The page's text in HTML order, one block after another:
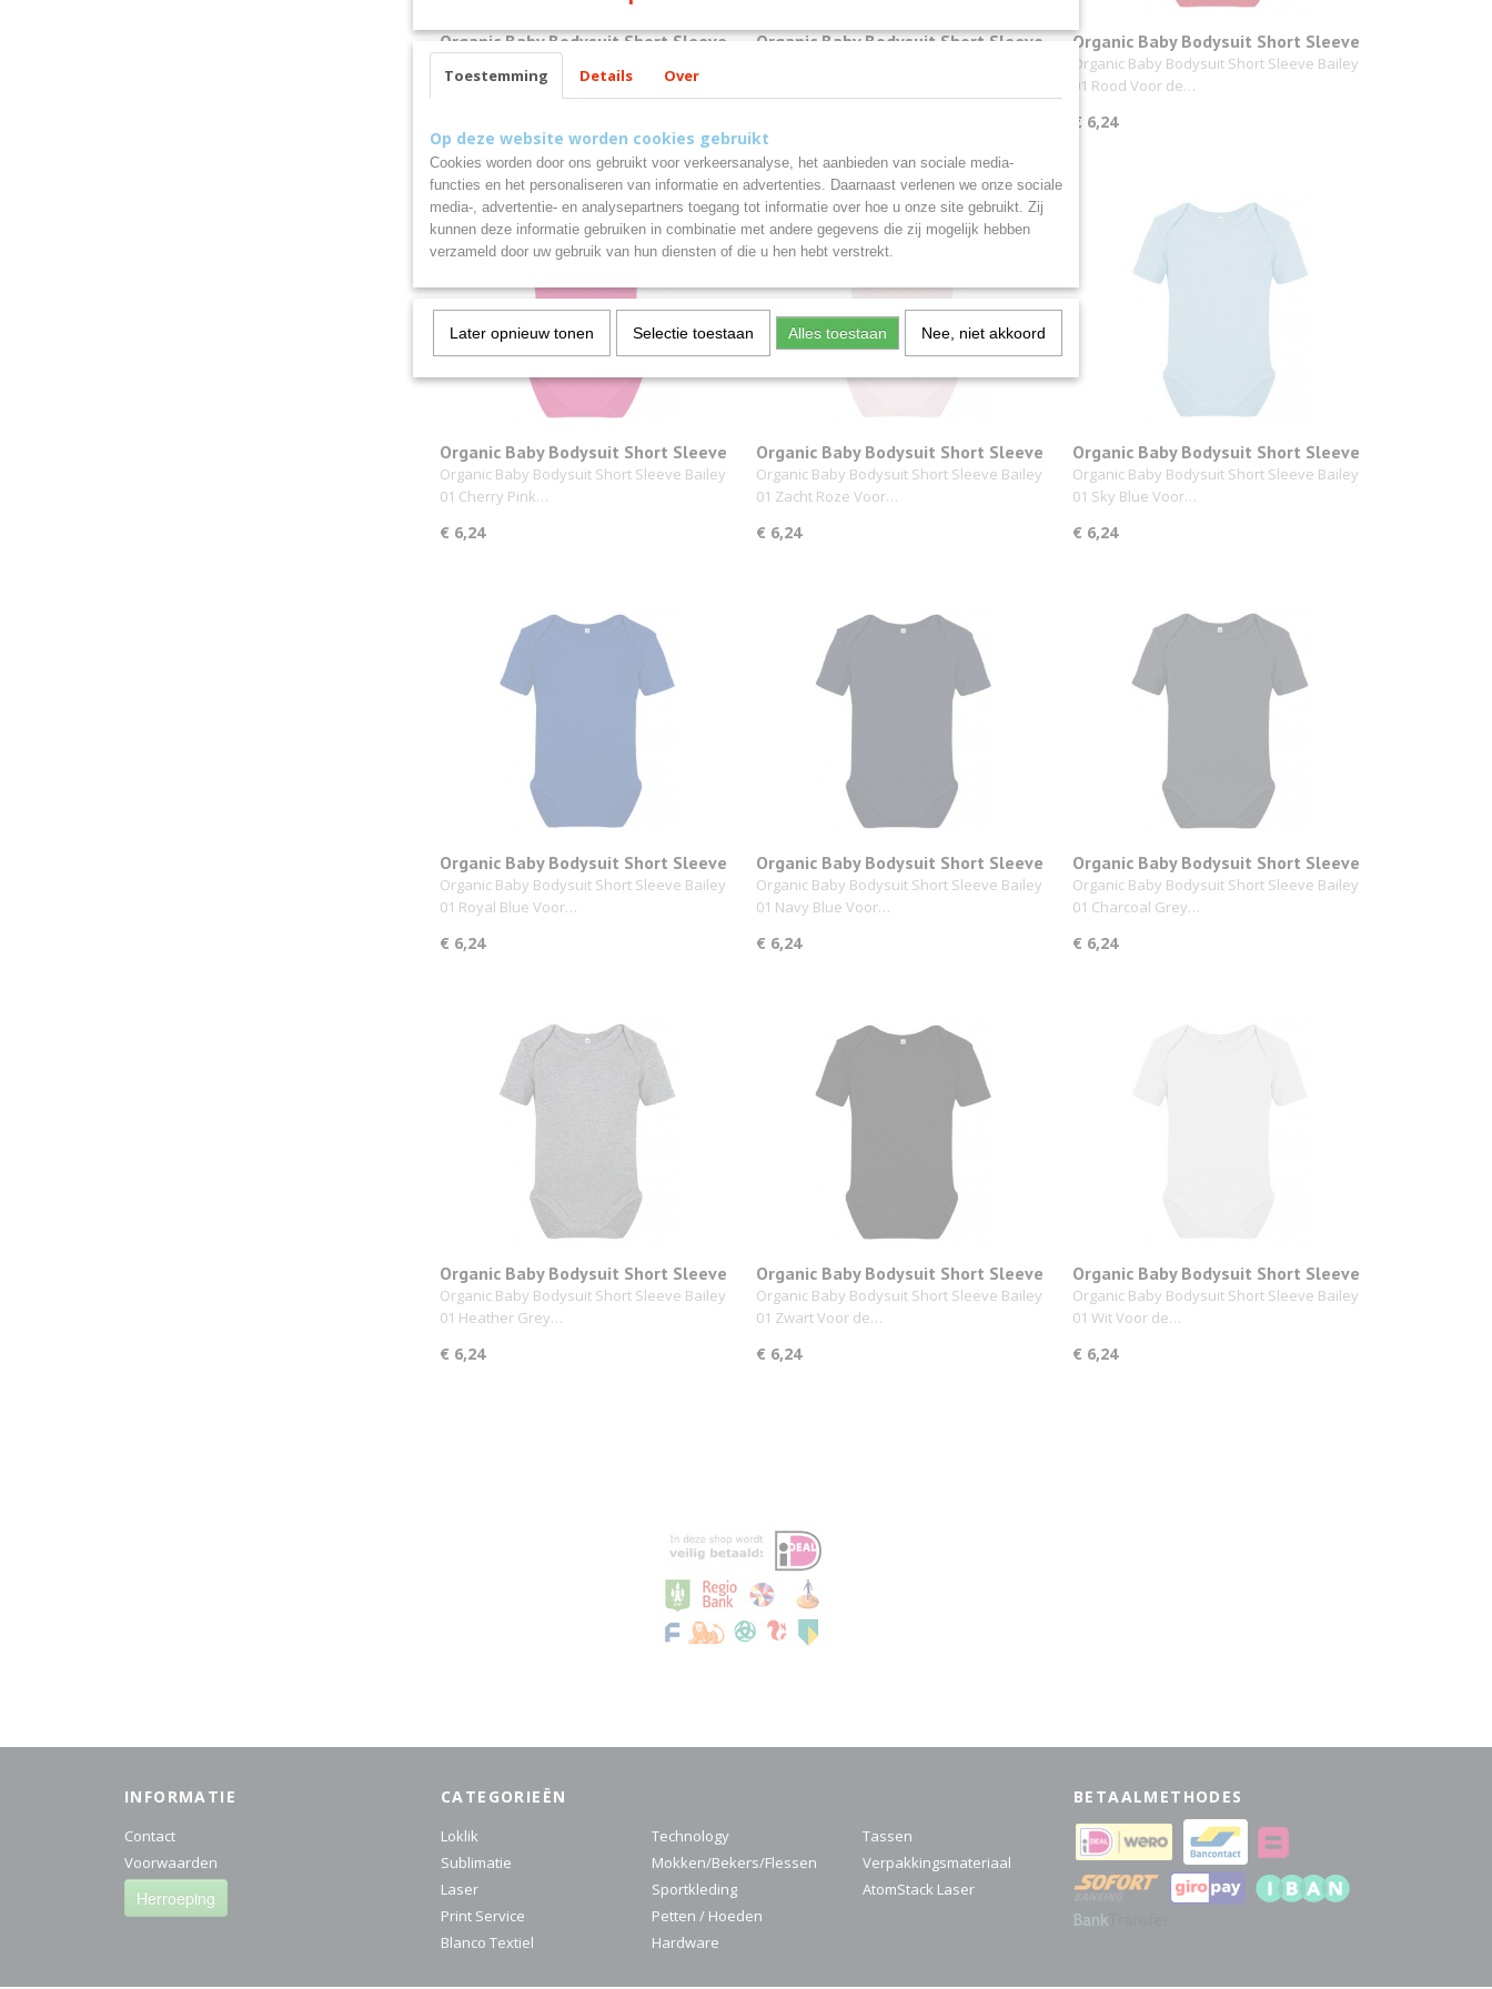
Organic Baby Bodysuit Short Sleeve
01 Pastel Geel…
Organic Baby Bodysuit Short Sleeve
Organic Baby Bodysuit Short Sleeve
Bailey 01 Rood
Organic Baby Bodysuit Short Sleeve Bailey
01 Rood Voor de…
€ 6,24
Organic Baby Bodysuit Short Sleeve
Bailey 01 Cherry Pink
Organic Baby Bodysuit Short Sleeve Bailey
01 Cherry Pink…
€ 6,24
Organic Baby Bodysuit Short Sleeve
Bailey 01 Zacht Roze
Organic Baby Bodysuit Short Sleeve Bailey
01 Zacht Roze Voor…
€ 6,24
Organic Baby Bodysuit Short Sleeve
Bailey 01 Sky Blue
Organic Baby Bodysuit Short Sleeve Bailey
01 Sky Blue Voor…
€ 6,24
Organic Baby Bodysuit Short Sleeve
Bailey 01 Royal Blue
Organic Baby Bodysuit Short Sleeve Bailey
01 Royal Blue Voor…
€ 6,24
Organic Baby Bodysuit Short Sleeve
Bailey 01 Navy Blue
Organic Baby Bodysuit Short Sleeve Bailey
01 Navy Blue Voor…
€ 6,24
Organic Baby Bodysuit Short Sleeve
Bailey 01 Charcoal Grey
Organic Baby Bodysuit Short Sleeve Bailey
01 Charcoal Grey…
€ 6,24
Organic Baby Bodysuit Short Sleeve
Bailey 01 Heather Grey
Organic Baby Bodysuit Short Sleeve Bailey
01 Heather Grey…
€ 6,24
Organic Baby Bodysuit Short Sleeve
Bailey 01 Zwart
Organic Baby Bodysuit Short Sleeve Bailey
01 Zwart Voor de…
€ 6,24
Organic Baby Bodysuit Short Sleeve
Bailey 01 Wit
Organic Baby Bodysuit Short Sleeve Bailey
01 Wit Voor de…
€ 6,24
INFORMATIE
Contact
Voorwaarden
Herroeping
CATEGORIEËN
Loklik
Sublimatie
Laser
Print Service
Blanco Textiel
Technology
Mokken/Bekers/Flessen
Sportkleding
Petten / Hoeden
Hardware
Tassen
Verpakkingsmateriaal
AtomStack Laser
BETAALMETHODES
Toestemming Details Over
Op deze website worden cookies gebruikt
Cookies worden door ons gebruikt voor verkeersanalyse, het aanbieden van sociale media-
functies en het personaliseren van informatie en advertenties. Daarnaast verlenen we onze sociale
media-, advertentie- en analysepartners toegang tot informatie over hoe u onze site gebruikt. Zij
kunnen deze informatie gebruiken in combinatie met andere gegevens die zij mogelijk hebben
verzameld door uw gebruik van hun diensten of die u hen hebt verstrekt.
Later opnieuw tonen Selectie toestaan Alles toestaan Nee, niet akkoord